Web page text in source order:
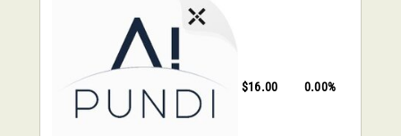
$16.00 0.00%